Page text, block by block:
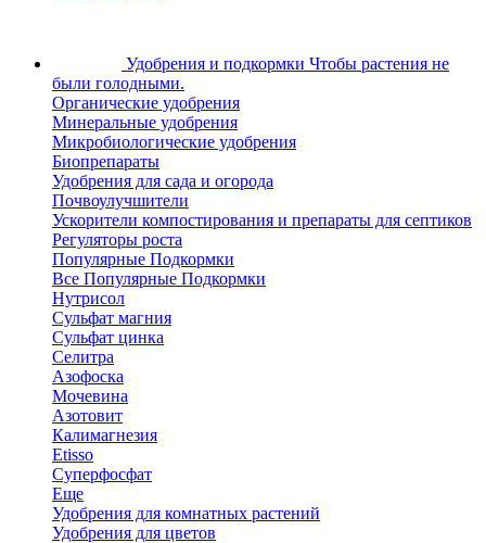
Удобрения и подкормки Чтобы растения не
были голодными.
Органические удобрения
Минеральные удобрения
Микробиологические удобрения
Биопрепараты
Удобрения для сада и огорода
Почвоулучшители
Ускорители компостирования и препараты для септиков
Регуляторы роста
Популярные Подкормки
Все Популярные Подкормки
Нутрисол
Сульфат магния
Сульфат цинка
Селитра
Азофоска
Мочевина
Азотовит
Калимагнезия
Etisso
Суперфосфат
Еще
Удобрения для комнатных растений
Удобрения для цветов